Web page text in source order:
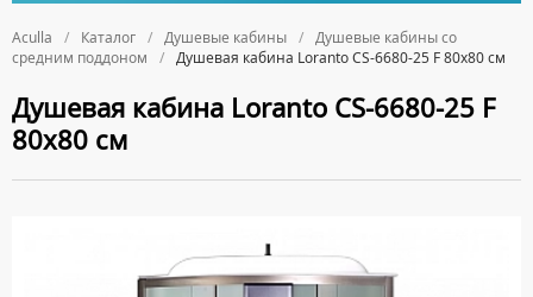
Aculla Каталог Душевые кабины
Душевые кабины со
средним поддоном
Душевая кабина Loranto CS-6680-25 F 80х80 см
Душевая кабина Loranto CS-6680-25 F
80х80 см
ДЕРЖАТЕЛИ
ДИСПЕНСЕРЫ
ДОЗАТОРЫ ДЛЯ МЫЛА
ПОЛОТЕНЦЕДЕРЖАТЕЛИ
Биде
НАПОЛЬНЫЕ БИДЕ
ПОДВЕСНЫЕ БИДЕ
КРЫШКИ ДЛЯ БИДЕ
Ванны
АКРИЛОВЫЕ ВАННЫ
СТАЛЬНЫЕ ВАННЫ
Ванны комплектующие
ПОДГОЛОВНИКИ
ВОДОНАГРЕВАТЕЛИ КОМБИНИРОВАННОГО НАГРЕВА
ВОДОНАГРЕВАТЕЛИ КОСВЕННОГО НАГРЕВА
ДУШЕВЫЕ ДВЕРИ
ДОСТАВКА
ОПЛАТА